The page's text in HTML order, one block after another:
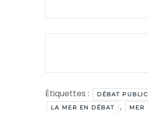
Étiquettes : DÉBAT PUBLIC
LA MER EN DÉBAT , MER